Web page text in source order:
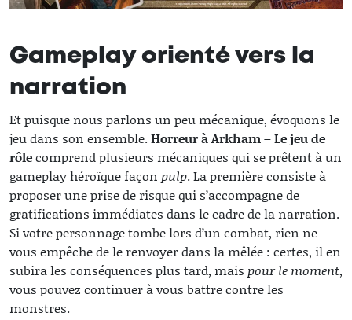
Gameplay orienté vers la
narration
Et puisque nous parlons un peu mécanique, évoquons le
jeu dans son ensemble. Horreur à Arkham – Le jeu de
rôlecomprend plusieurs mécaniques qui se prêtent à un
gameplay héroïque façon pulp. La première consiste à
proposer une prise de risque qui s’accompagne de
gratifications immédiates dans le cadre de la narration.
Si votre personnage tombe lors d’un combat, rien ne
vous empêche de le renvoyer dans la mêlée : certes, il en
subira les conséquences plus tard, mais pour le moment,
vous pouvez continuer à vous battre contre les
monstres.